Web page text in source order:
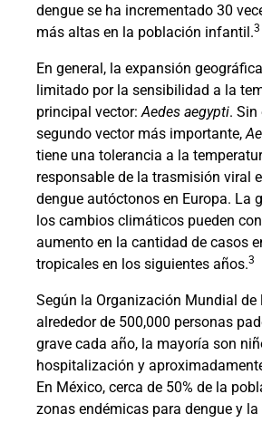
dengue se ha incrementado 30
más altas en la población infantil.3
En general, la expansión
limitado por la sensibilidad a la
principal vector:Aedes aegypti. Sin
segundo vector más importante,
tiene una tolerancia a la
responsable de la trasmisión viral
dengue autóctonos en Europa. La
los cambios climáticos pueden
aumento en la cantidad de casos
tropicales en los siguientes años.3
Según la Organización Mundial de
alrededor de 500,000 personas
grave cada año, la mayoría son
hospitalización y
En México, cerca de 50% de la
zonas endémicas para dengue y